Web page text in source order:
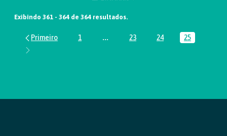
Exibindo 361 - 364 de 364 resultados.
Página
1 ...Páginas intermediárias Usar ABA
Página
23 Página
24 Página
25